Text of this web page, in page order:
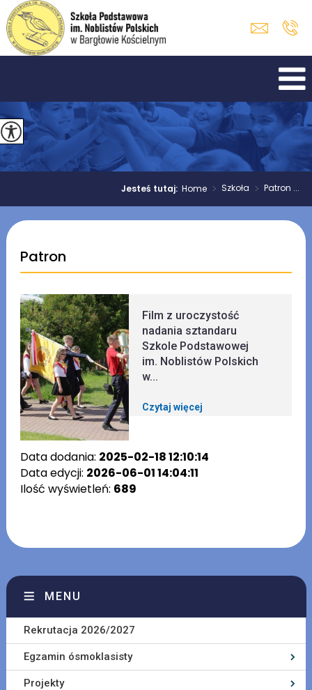
Jesteś tutaj:Home > Szkoła > Patron ...
Patron
Film z uroczystość
nadania sztandaru
Szkole Podstawowej
im. Noblistów Polskich
w...
Czytaj więcej
Data dodania: 2025-02-18 12:10:14
Data edycji: 2026-06-01 14:04:11
Ilość wyświetleń: 689
MENU
Rekrutacja 2026/2027
Egzamin ósmoklasisty
Projekty